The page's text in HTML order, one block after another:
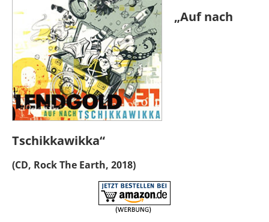
„Auf nach
Tschikkawikka“
(CD, Rock The Earth, 2018)